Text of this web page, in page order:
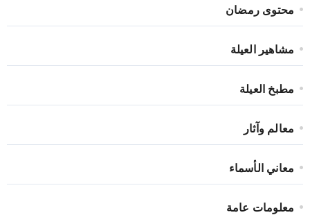
محتوى رمضان
مشاهير العيلة
مطبخ العيلة
معالم وآثار
معاني الأسماء
معلومات عامة